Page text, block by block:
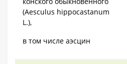
(Aesculus hippocastanum
L.),
в том числе аэсцин